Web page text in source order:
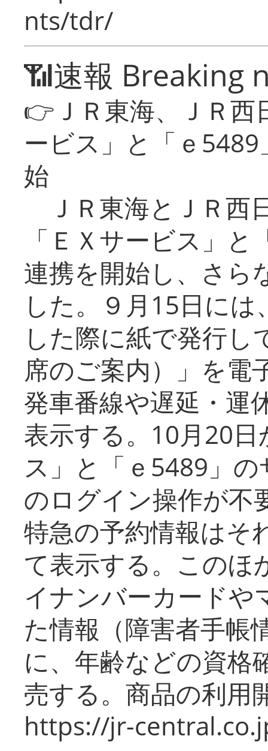
nts/tdr/
📶速報 Breaking
👉ＪＲ東海、ＪＲ
ービス」と「ｅ
始
ＪＲ東海とＪＲ西
「ＥＸサービス」
連携を開始し、さら
した。９月15日に
した際に紙で発行し
席のご案内）」を電
発車番線や遅延・運
表示する。10月20
ス」と「ｅ5489」
のログイン操作が不
特急の予約情報はそ
て表示する。このほ
イナンバーカードや
た情報（障害者手帳
に、年齢などの資格
売する。商品の利用
https://jr-